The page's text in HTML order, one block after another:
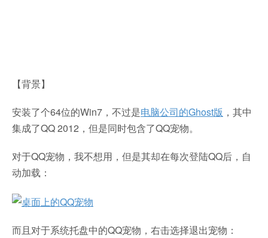
【背景】
安装了个64位的Win7，不过是电脑公司的Ghost版 ，其中
集成了QQ 2012，但是同时包含了QQ宠物。
对于QQ宠物，我不想用，但是其却在每次登陆QQ后，自
动加载：
而且对于系统托盘中的QQ宠物，右击选择退出宠物：